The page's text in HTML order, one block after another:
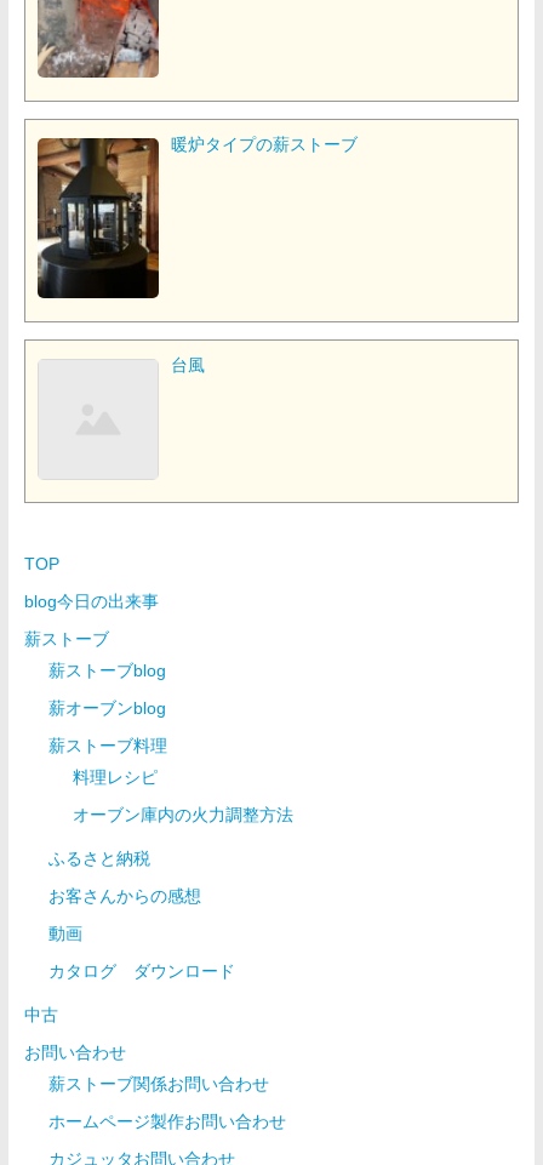
暖炉タイプの薪ストーブ
台風
TOP
blog今日の出来事
薪ストーブ
薪ストーブblog
薪オーブンblog
薪ストーブ料理
料理レシピ
オーブン庫内の火力調整方法
ふるさと納税
お客さんからの感想
動画
カタログ ダウンロード
中古
お問い合わせ
薪ストーブ関係お問い合わせ
ホームページ製作お問い合わせ
カジュッタお問い合わせ